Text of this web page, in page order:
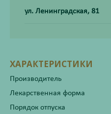
ул. Ленинградская, 81
ХАРАКТЕРИСТИКИ
Производитель
Лекарственная форма
Порядок отпуска